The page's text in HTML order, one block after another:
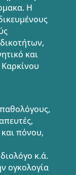
Η
και
Καρκίνου
πόνου,
κ.ά.
ογκολογία